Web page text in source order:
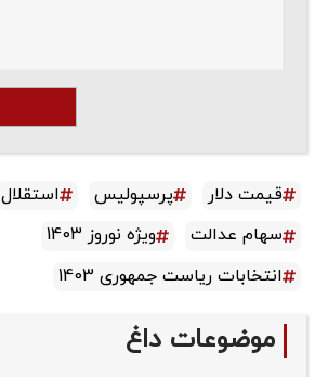
قیمت دلار پرسپولیس استقلال
سهام عدالت
ویژه نوروز 1403
انتخابات ریاست جمهوری 1403
موضوعات داغ